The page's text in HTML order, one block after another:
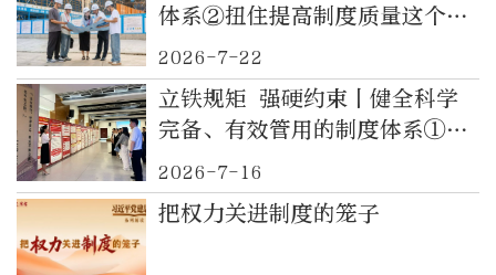
体系②扭住提高制度质量这个关
键
2026-7-22
立铁规矩 强硬约束丨健全科学
完备、有效管用的制度体系①以
党的创新理论为指引
2026-7-16
把权力关进制度的笼子